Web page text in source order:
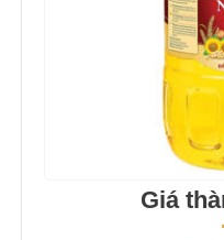
Giá